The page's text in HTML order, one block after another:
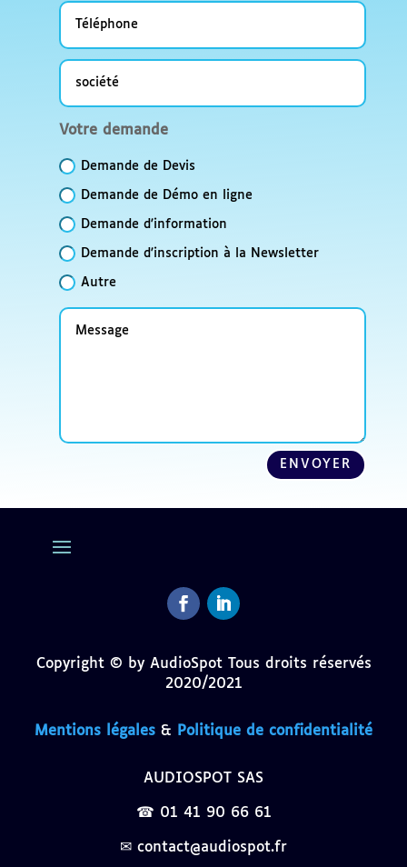
Téléphone
société
Votre
Votre demande
Demande de Devis
Demande de Démo en ligne
Demande d'information
Demande d'inscription à la Newsletter
Autre
Message
ENVOYER
Copyright © by AudioSpot Tous droits réservés
2020/2021
Mentions légales & Politique de confidentialité
AUDIOSPOT SAS
☎ 01 41 90 66 61
✉ contact@audiospot.fr